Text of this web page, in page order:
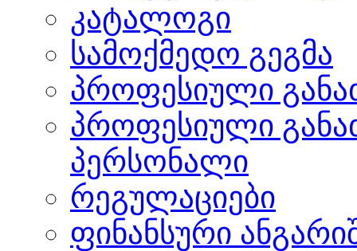
კატალოგი
სამოქმედო გეგმა
პროფესიული
პროფესიული
პერსონალი
რეგულაციები
ფინანსური